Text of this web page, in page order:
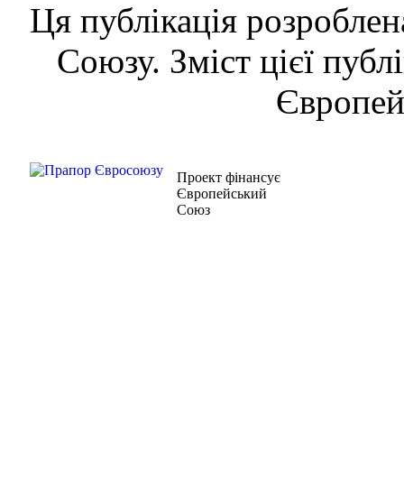
Ця публікація
Союзу. Зміст цієї
Проект фiнансує
Європейський
Союз